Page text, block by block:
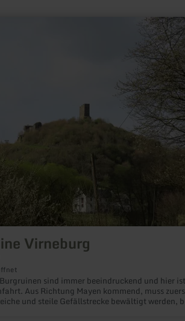
Virneburg
sind immer beeindruckend und hier
Aus Richtung Mayen kommend, muss
und steile Gefällstrecke bewältigt werden,